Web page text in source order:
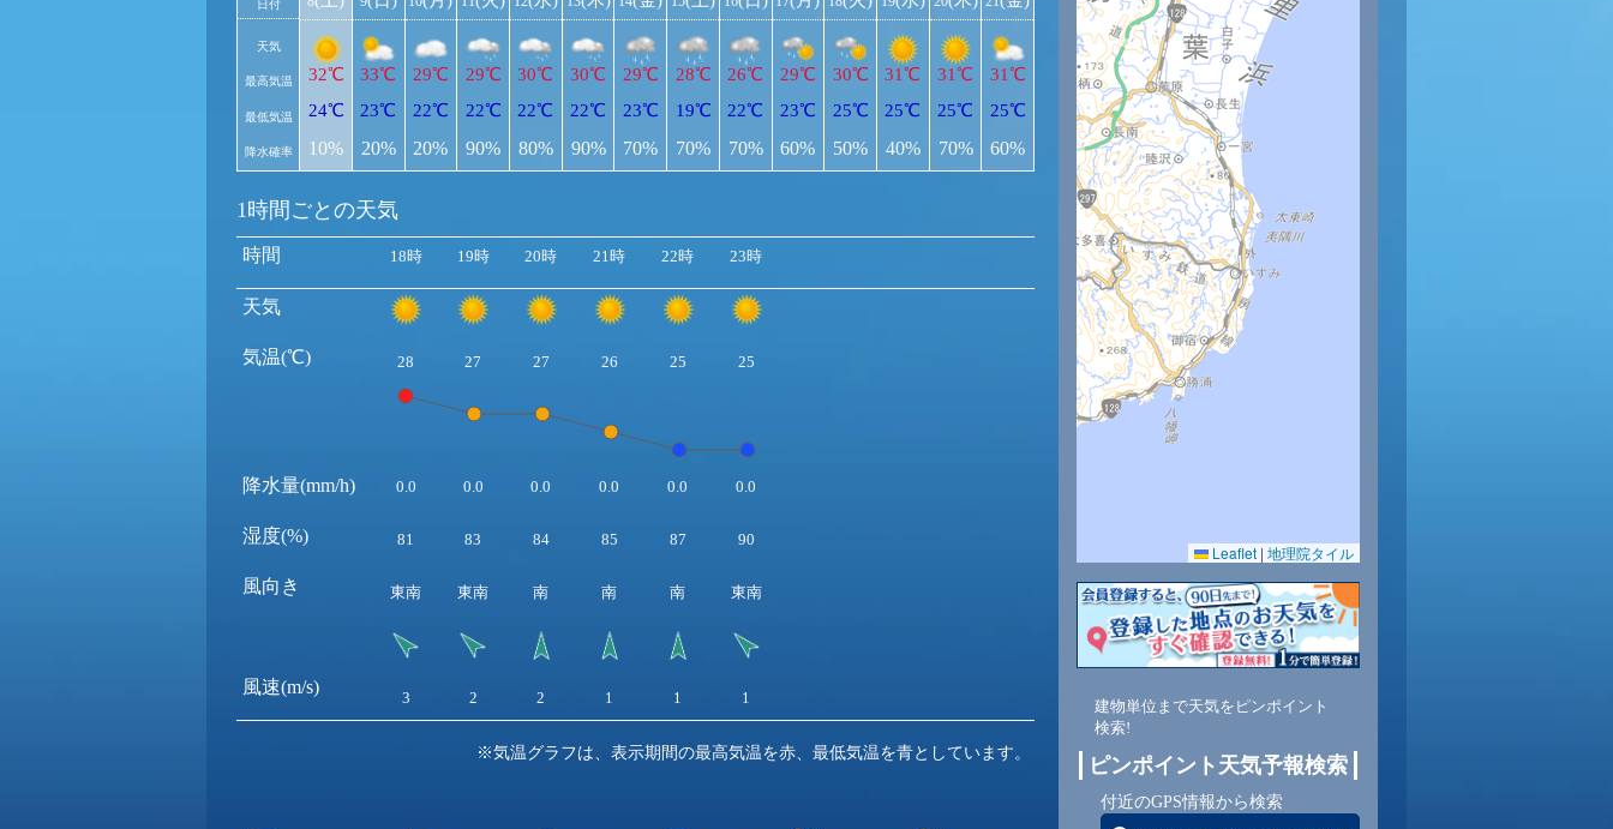
日付
天気
最高気温
最低気温
降水確率
32℃
24℃
10%
33℃
23℃
20%
29℃
22℃
20%
29℃
22℃
90%
30℃
22℃
80%
30℃
22℃
90%
29℃
23℃
70%
28℃
19℃
70%
26℃
22℃
70%
29℃
23℃
60%
30℃
25℃
50%
31℃
25℃
40%
31℃
25℃
70%
31℃
25℃
60%
1時間ごとの天気
時間
天気
気温(℃)
降水量(mm/h)
湿度(%)
風向き
風速(m/s)
18時 19時 20時 21時 22時 23時
28 27 27 26 25 25
0.0 0.0 0.0 0.0 0.0 0.0
81 83 84 85 87 90
東南 東南 南 南 南 東南
3 2 2 1 1 1
※気温グラフは、表示期間の最高気温を赤、最低気温を青としています。
Leaflet | 地理院タイル
建物単位まで天気をピンポイント
検索!
ピンポイント天気予報検索
付近のGPS情報から検索